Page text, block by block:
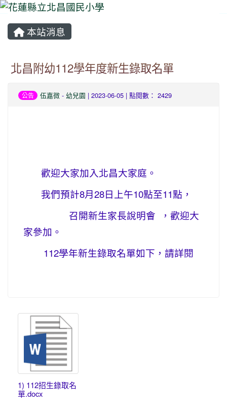
本站消息
北昌附幼112學年度新生錄取名單
公告 伍嘉微 - 幼兒園 | 2023-06-05 | 點閱數： 2429
歡迎大家加入北昌大家庭。
我們預計8月28日上午10點至11點，
召開新生家長說明會 ，歡迎大
家參加。
112學年新生錄取名單如下，請詳閱
1) 112招生錄取名
單.docx